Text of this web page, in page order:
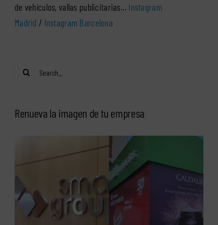
de vehículos, vallas publicitarias… Instagram
Madrid / Instagram Barcelona
Search
Renueva la imagen de tu empresa